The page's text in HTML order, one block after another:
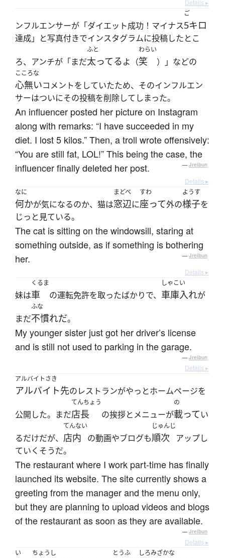
Details ▸
ンフルエンサーが「ダイエット成功！マイナス
ご
5キロ
達成」と写真付きでインスタグラムに投稿したとこ
ろ、アンチが「まだ
ふと
太ってるよ（
わらい
笑 ）」などの
こころな
心無いコメントをしていたため、そのインフルエン
サーはついにその投稿を削除してしまった。
An influencer posted her picture on Instagram
along with remarks: “I have succeeded in my
diet. I lost 5 kilos.” Then, a troll wrote offensively:
“You are still fat, LOL!” This being the case, the
influencer finally deleted her post.
— Jreibun
Details ▸
なに
何かが気になるのか、猫は
まどべ
窓辺に
すわ
座って外の
ようす
様子を
じっと見ている。
The cat is sitting on the windowsill, staring at
something outside, as if something is bothering
her.
— Jreibun
Details ▸
妹は
くるま
車 の運転免許を取ったばかりで、
しゃこい
車庫入れが
まだ
ふな
不慣れだ。
My younger sister just got her driver’s license
and is still not used to parking in the garage.
— Jreibun
Details ▸
アルバイトさき
アルバイト先のレストランがやっとホームページを
公開した。まだ
てんちょう
店長 の挨拶とメニューが
の
載ってい
るだけだが、
てんない
店内 の動画やブログも
じゅんじ
順次
アップし
ていくそうだ。
The restaurant where I work part-time has finally
launched its website. The site currently shows a
greeting from the manager and the menu only,
but they are planning to upload videos and blogs
of the restaurant as soon as they are available.
— Jreibun
Details ▸
い
ちょうし とうふ しろみざかな